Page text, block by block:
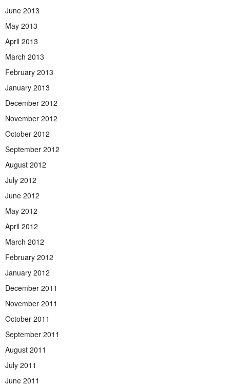
June 2013
May 2013
April 2013
March 2013
February 2013
January 2013
December 2012
November 2012
October 2012
September 2012
August 2012
July 2012
June 2012
May 2012
April 2012
March 2012
February 2012
January 2012
December 2011
November 2011
October 2011
September 2011
August 2011
July 2011
June 2011